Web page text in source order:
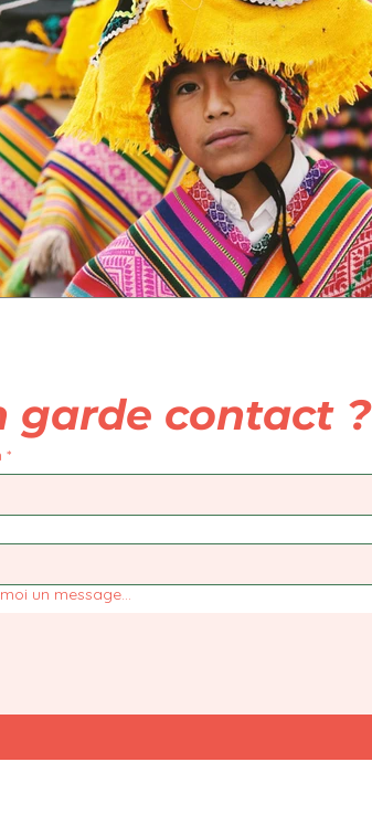
garde contact ?
*
un message...